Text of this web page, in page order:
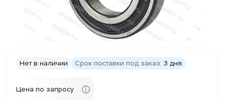
Нет в наличии Срок поставки под заказ: 3 дня
Цена по запросу